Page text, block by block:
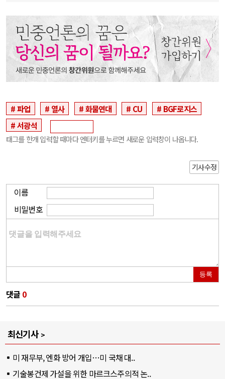
파업 열사 화물연대 CU
BGF로지스
서광석
태그를 한개 입력할 때마다 엔터키를 누르면 새로운 입력창이 나옵니다.
기사수정
이름
비밀번호
등록
댓글 0
최신기사
미 재무부, 엔화 방어 개입…미 국채 대..
기술봉건제 가설을 위한 마르크스주의적 논..